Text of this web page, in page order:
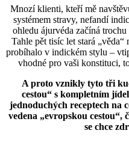
Mnozí klienti, kteří mě
systémem stravy, nefandí
ohledu ájurvéda začíná
Tahle pět tisíc let stará
probíhalo v indickém stylu –
vhodné pro vaši konstituci,
A proto vznikly tyto tři
cestou“ s kompletním
jednoduchých receptech na
vedena „evropskou
se chce